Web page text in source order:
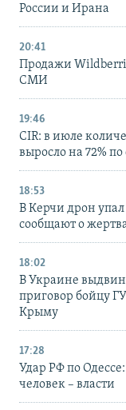
России и Ирана
20:41
Продажи
СМИ
19:46
CIR: в июле
выросло на 72%
18:53
В Керчи дрон
сообщают о
18:02
В Украине
приговор бойцу
Крыму
17:28
Удар РФ по
человек – власти